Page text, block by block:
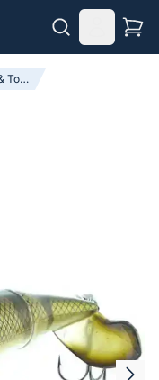
Poppers & Topwater Baits